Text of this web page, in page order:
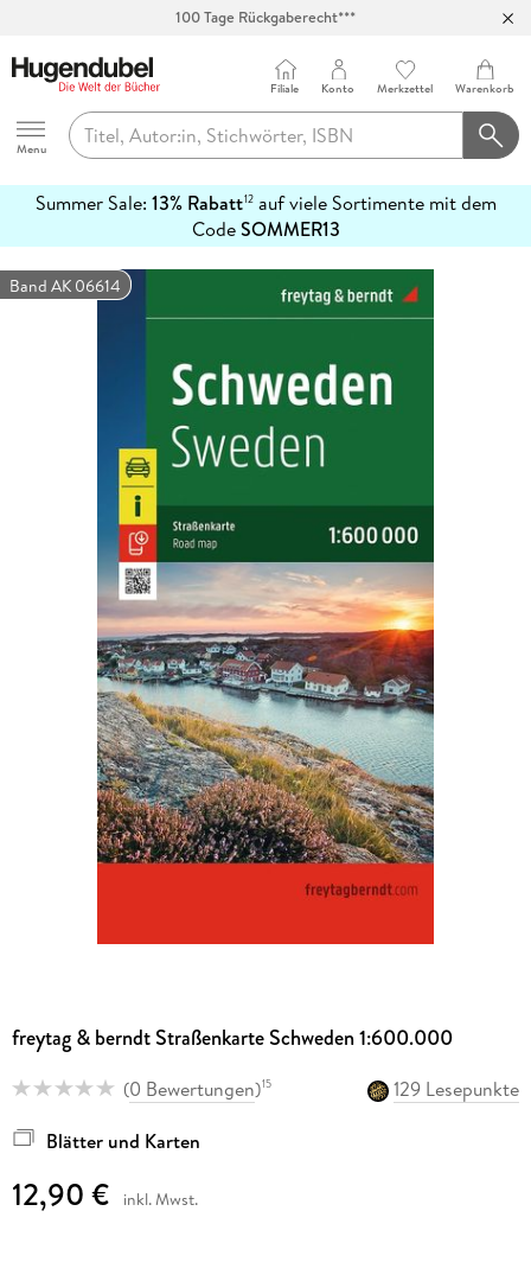
100 Tage Rückgaberecht***
Hugendubel
Menu
Filiale Konto Merkzettel Warenkorb
Summer Sale: 13% Rabatt12auf viele Sortimente mit dem
CodeSOMMER13
erfahren
Band AK 06614
freytag & berndt Straßenkarte Schweden 1:600.000
(0 Bewertungen)15 129 Lesepunkte
Blätter und Karten
12,90 € inkl. Mwst.